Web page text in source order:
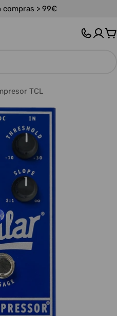
compras > 99€
TCL